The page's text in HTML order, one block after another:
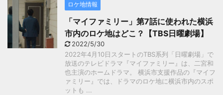
ロケ地情報
「マイファミリー」第7話に使われた横浜
市内のロケ地はどこ？【TBS日曜劇場】
2022/5/30
2022年4月10日スタートのTBS系列「日曜劇場」で
放送のテレビドラマ『マイファミリー』は、二宮和
也主演のホームドラマ。 横浜市支援作品の『マイフ
ァミリー』では、ドラマのロケ地に横浜市内のスポ
ットも ...